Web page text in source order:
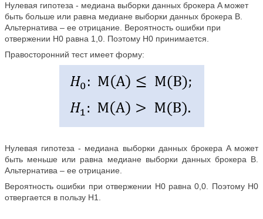
Нулевая гипотеза - медиана выборки данных брокера A может
быть больше или равна медиане выборки данных брокера B.
Альтернатива – ее отрицание. Вероятность ошибки при
отвержении H0 равна 1,0. Поэтому H0 принимается.
Правосторонний тест имеет форму:
Нулевая гипотеза - медиана выборки данных брокера A может
быть меньше или равна медиане выборки данных брокера B.
Альтернатива – ее отрицание.
Вероятность ошибки при отвержении H0 равна 0,0. Поэтому H0
отвергается в пользу Н1.